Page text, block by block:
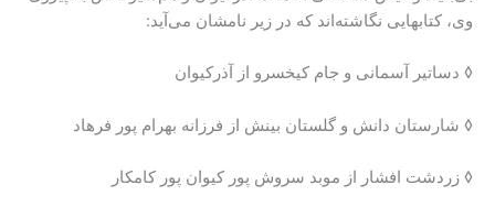
وی، کتابهایی نگاشته‌اند که در زیر نامشان می‌آید:
◊ دساتیر آسمانی و جام کیخسرو از آذرکیوان
◊ شارستان دانش و گلستان بینش از فرزانه بهرام پور فرهاد
◊ زردشت افشار از موبد سروش پور کیوان پور کامکار